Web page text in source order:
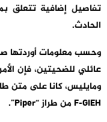
تفاصيل إضافية تتعلق
الحادث.
عائلي للضحيتين، فإن
ومايليس، كانا على متن
F-GIEH من طراز “Piper”.